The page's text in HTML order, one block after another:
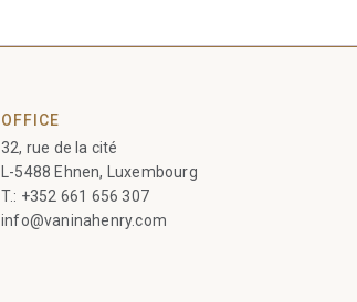
OFFICE
32, rue de la cité
L-5488 Ehnen, Luxembourg
T.: +352 661 656 307
info@vaninahenry.com